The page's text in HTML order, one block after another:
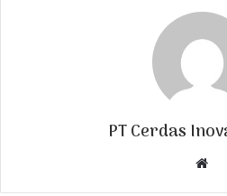
PT Cerdas